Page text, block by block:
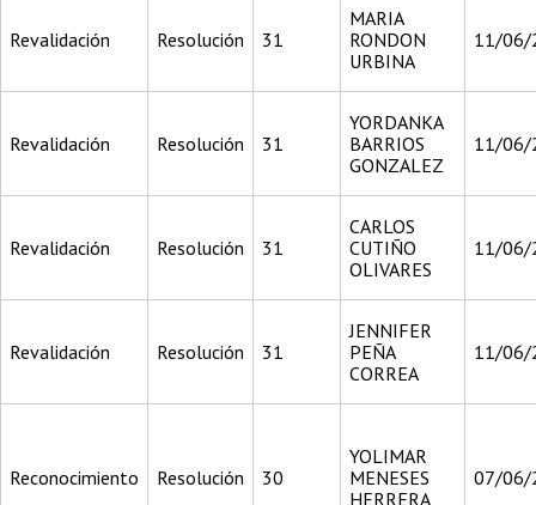
Revalidación Resolución 31
MARIA
RONDON
URBINA
11/06/
Revalidación Resolución 31
YORDANKA
BARRIOS
GONZALEZ
11/06/
Revalidación Resolución 31
CARLOS
CUTIÑO
OLIVARES
11/06/
Revalidación Resolución 31
JENNIFER
PEÑA
CORREA
11/06/
Reconocimiento Resolución 30
YOLIMAR
MENESES
HERRERA
07/06/